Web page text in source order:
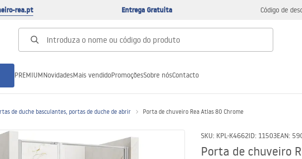
rea.pt Entrega Gratuita Código de
PREMIUMNovidadesMais vendidoPromoçõesSobre nósContacto
de duche basculantes, portas de duche de abrir Porta de chuveiro Rea Atlas 80 Chrome
SKU: KPL-K4662ID: 11503EAN:
Porta de chuveiro